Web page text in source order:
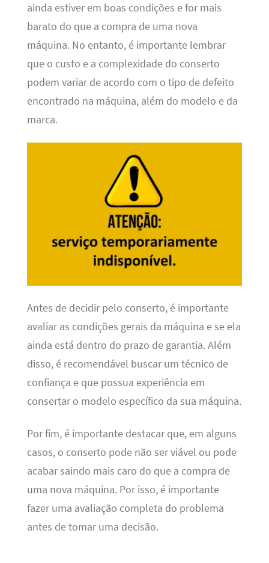
ainda estiver em boas condições e for mais
barato do que a compra de uma nova
máquina. No entanto, é importante lembrar
que o custo e a complexidade do conserto
podem variar de acordo com o tipo de defeito
encontrado na máquina, além do modelo e da
marca.
Antes de decidir pelo conserto, é importante
avaliar as condições gerais da máquina e se ela
ainda está dentro do prazo de garantia. Além
disso, é recomendável buscar um técnico de
confiança e que possua experiência em
consertar o modelo específico da sua máquina.
Por fim, é importante destacar que, em alguns
casos, o conserto pode não ser viável ou pode
acabar saindo mais caro do que a compra de
uma nova máquina. Por isso, é importante
fazer uma avaliação completa do problema
antes de tomar uma decisão.